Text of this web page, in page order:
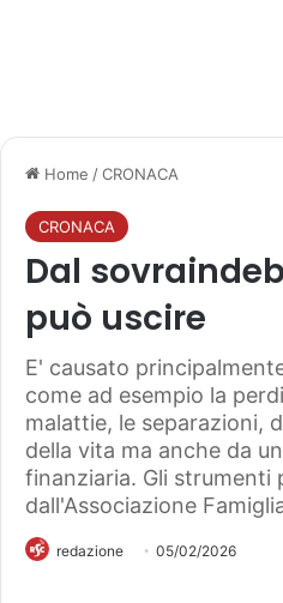
Home /CRONACA
CRONACA
Dal
può uscire
E' causato
come ad esempio la
malattie, le separazioni,
della vita ma anche da
finanziaria. Gli strumenti
dall'Associazione
redazione 05/02/2026